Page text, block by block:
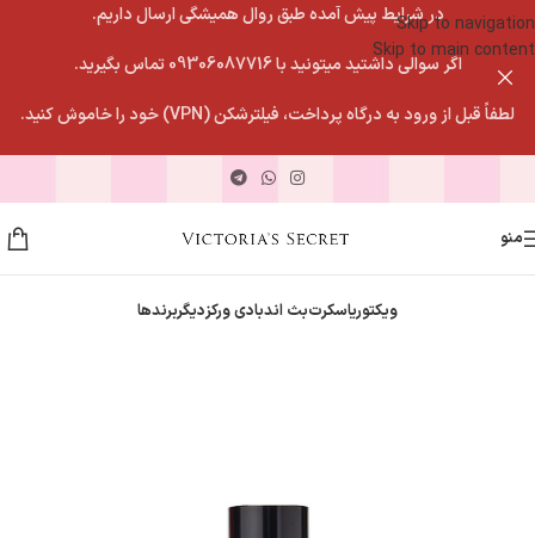
Skip to navigation
Skip to main content
در شرایط پیش آمده طبق روال همیشگی ارسال داریم.
اگر سوالی داشتید میتونید با 09306087716 تماس بگیرید.
لطفاً قبل از ورود به درگاه پرداخت، فیلترشکن (VPN) خود را خاموش کنید.
منو
ویکتوریاسکرتبث اندبادی ورکزدیگربرندها